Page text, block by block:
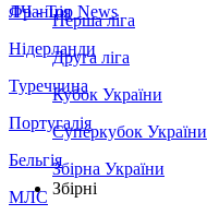
Франція
Нідерланди
Туреччина
Португалія
Бельгія
МЛС
ЛЧ - Top News
Перша ліга
Друга ліга
Кубок України
Суперкубок України
Збірна України
Збірні